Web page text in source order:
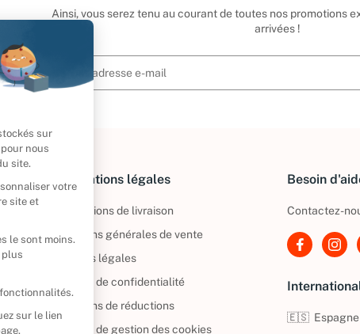
Ainsi, vous serez tenu au courant de toutes nos promotions
arrivées !
Informations légales
Informations de livraison
Conditions générales de vente
Mentions légales
Politique de confidentialité
Conditions de réductions
Politique de gestion des cookies
Besoin
Contactez-
🇪🇸 Espagne